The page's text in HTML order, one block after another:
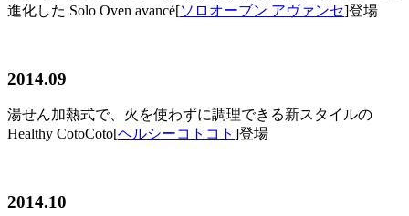
進化した Solo Oven avancé[ソロオーブン アヴァンセ]登場
2014.09
湯せん加熱式で、火を使わずに調理できる新スタイルの
Healthy CotoCoto[ヘルシーコトコト ]登場
2014.10